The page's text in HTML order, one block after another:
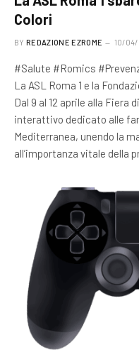
Colori
BY REDAZIONE EZROME 10/
#Salute #Romics
La ASL Roma 1 e la
Dal 9 al 12 aprile alla Fiera
interattivo dedicato alle
Mediterranea, unendo la
all’importanza vitale della